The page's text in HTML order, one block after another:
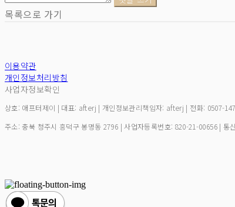
목록으로 가기
이용약관
개인정보처리방침
사업자정보확인
상호: 애프터제이 | 대표: afterj | 개인정보관리책임자: afterj | 전화: 0507-
주소: 충북 청주시 흥덕구 봉명동 2796 | 사업자등록번호: 820-21-00656| 통